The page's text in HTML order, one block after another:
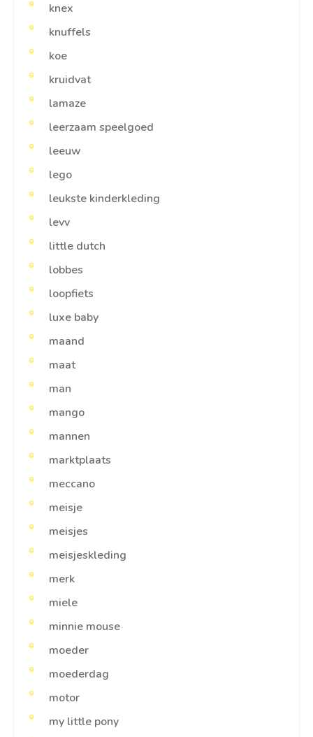
knex
knuffels
koe
kruidvat
lamaze
leerzaam speelgoed
leeuw
lego
leukste kinderkleding
levv
little dutch
lobbes
loopfiets
luxe baby
maand
maat
man
mango
mannen
marktplaats
meccano
meisje
meisjes
meisjeskleding
merk
miele
minnie mouse
moeder
moederdag
motor
my little pony